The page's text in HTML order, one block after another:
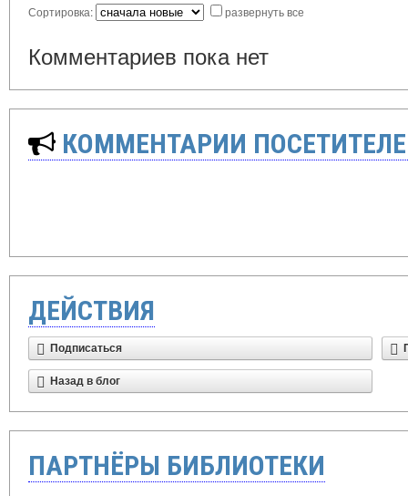
Сортировка: развернуть все
Комментариев пока нет
КОММЕНТАРИИ
ДЕЙСТВИЯ
Подписаться
Назад в блог
ПАРТНЁРЫ БИБЛИОТЕКИ